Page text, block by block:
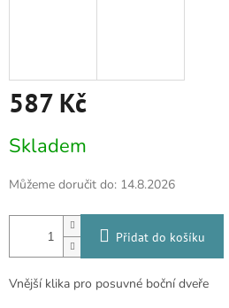
587 Kč
cena:
Skladem
Můžeme doručit do: 14.8.2026
Přidat do košíku
Vnější klika pro posuvné boční dveře